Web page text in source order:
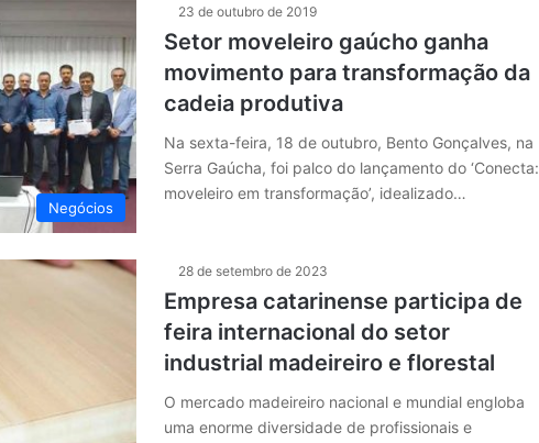
Negócios
23 de outubro de 2019
Setor moveleiro gaúcho ganha
movimento para transformação da
cadeia produtiva
Na sexta-feira, 18 de outubro, Bento Gonçalves, na
Serra Gaúcha, foi palco do lançamento do ‘Conecta:
moveleiro em transformação’, idealizado…
28 de setembro de 2023
Empresa catarinense participa de
feira internacional do setor
industrial madeireiro e florestal
O mercado madeireiro nacional e mundial engloba
uma enorme diversidade de profissionais e